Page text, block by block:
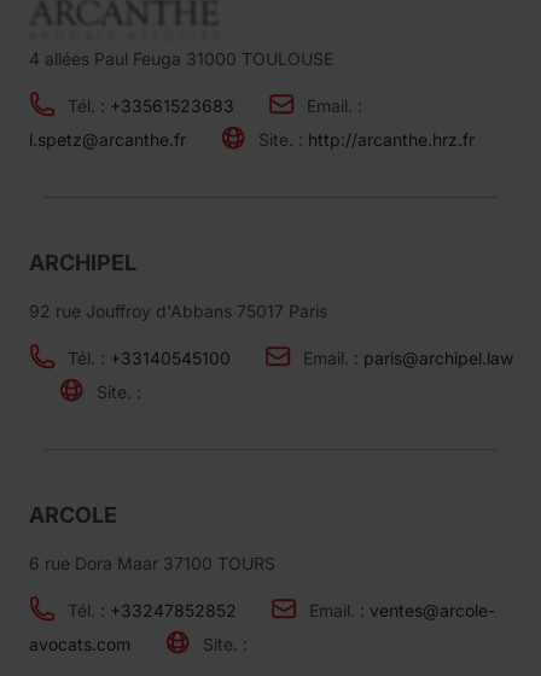
4 allées Paul Feuga 31000 TOULOUSE
Tél. : +33561523683
Email. :
l.spetz@arcanthe.fr
Site. : http://arcanthe.hrz.fr
ARCHIPEL
92 rue Jouffroy d'Abbans 75017 Paris
Tél. : +33140545100 Email. : paris@archipel.law
Site. :
ARCOLE
6 rue Dora Maar 37100 TOURS
Tél. : +33247852852 Email. : ventes@arcole-
avocats.com
Site. :